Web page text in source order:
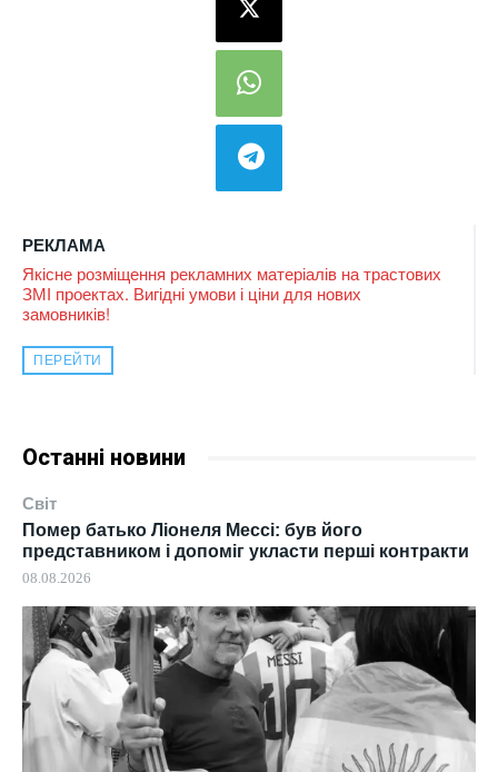
РЕКЛАМА
Якісне розміщення рекламних матеріалів на трастових
ЗМІ проектах. Вигідні умови і ціни для нових
замовників!
ПЕРЕЙТИ
Останні новини
Світ
Помер батько Ліонеля Мессі: був його
представником і допоміг укласти перші контракти
08.08.2026